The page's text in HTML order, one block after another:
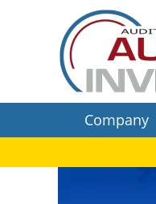
Company